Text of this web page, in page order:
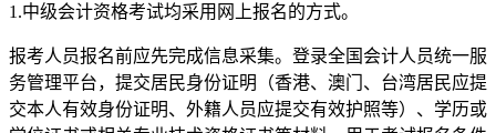
1.中级会计资格考试均采用网上报名的方式。
报考人员报名前应先完成信息采集。登录全国会计人员统一服
务管理平台，提交居民身份证明（香港、澳门、台湾居民应提
交本人有效身份证明、外籍人员应提交有效护照等）、学历或